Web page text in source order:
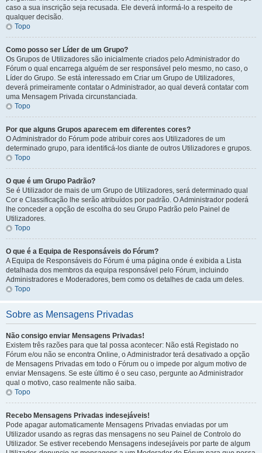
caso a sua inscrição seja recusada. Ele deverá informá-lo a respeito de
qualquer decisão.
Topo
Como posso ser Líder de um Grupo?
Os Grupos de Utilizadores são inicialmente criados pelo Administrador do
Fórum o qual encarrega alguém de ser responsável pelo mesmo, no caso, o
Líder do Grupo. Se está interessado em Criar um Grupo de Utilizadores,
deverá primeiramente contatar o Administrador, ao qual deverá contatar com
uma Mensagem Privada circunstanciada.
Topo
Por que alguns Grupos aparecem em diferentes cores?
O Administrador do Fórum pode atribuir cores aos Utilizadores de um
determinado grupo, para identificá-los diante de outros Utilizadores e grupos.
Topo
O que é um Grupo Padrão?
Se é Utilizador de mais de um Grupo de Utilizadores, será determinado qual
Cor e Classificação lhe serão atribuídos por padrão. O Administrador poderá
lhe conceder a opção de escolha do seu Grupo Padrão pelo Painel de
Utilizadores.
Topo
O que é a Equipa de Responsáveis do Fórum?
A Equipa de Responsáveis do Fórum é uma página onde é exibida a Lista
detalhada dos membros da equipa responsável pelo Fórum, incluindo
Administradores e Moderadores, bem como os detalhes de cada um deles.
Topo
Sobre as Mensagens Privadas
Não consigo enviar Mensagens Privadas!
Existem três razões para que tal possa acontecer: Não está Registado no
Fórum e/ou não se encontra Online, o Administrador terá desativado a opção
de Mensagens Privadas em todo o Fórum ou o impede por algum motivo de
enviar Mensagens. Se este último é o seu caso, pergunte ao Administrador
qual o motivo, caso realmente não saiba.
Topo
Recebo Mensagens Privadas indesejáveis!
Pode apagar automaticamente Mensagens Privadas enviadas por um
Utilizador usando as regras das mensagens no seu Painel de Controlo do
Utilizador. Se estiver recebendo Mensagens indesejáveis por parte de algum